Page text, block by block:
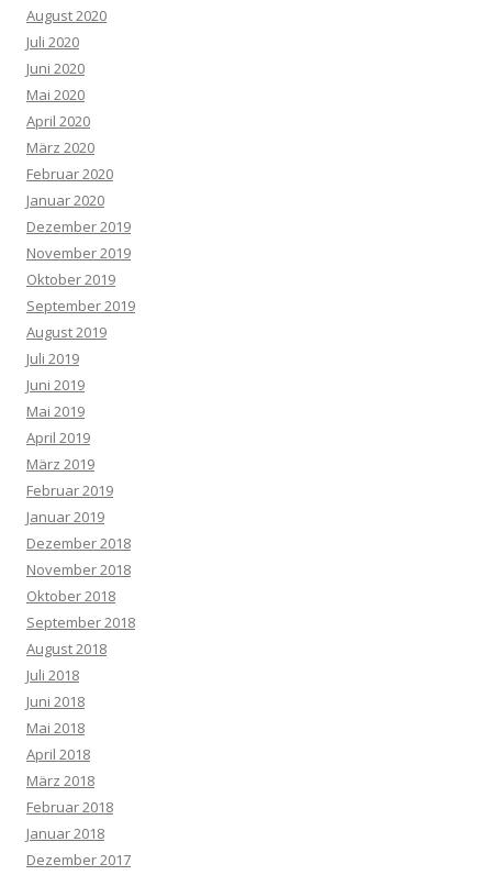
August 2020
Juli 2020
Juni 2020
Mai 2020
April 2020
März 2020
Februar 2020
Januar 2020
Dezember 2019
November 2019
Oktober 2019
September 2019
August 2019
Juli 2019
Juni 2019
Mai 2019
April 2019
März 2019
Februar 2019
Januar 2019
Dezember 2018
November 2018
Oktober 2018
September 2018
August 2018
Juli 2018
Juni 2018
Mai 2018
April 2018
März 2018
Februar 2018
Januar 2018
Dezember 2017